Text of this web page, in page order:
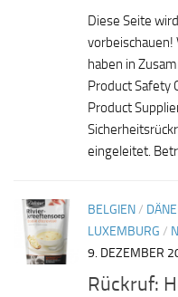
Diese Seite
vorbeischauen!
haben in
Product Safety
Product
eingeleitet.
BELGIEN/
LUXEMBURG /
9. DEZEMBER
Rückruf: